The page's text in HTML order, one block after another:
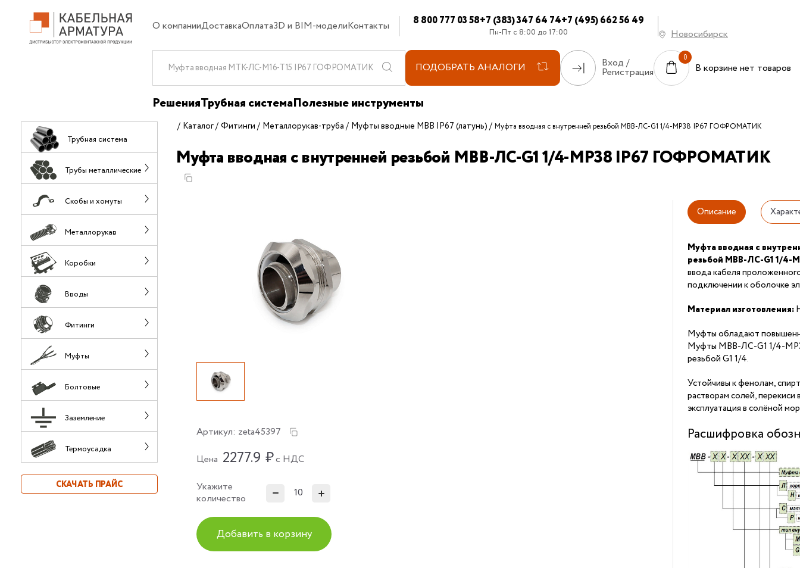
О компанииДоставкаОплата3D и BIM-моделиКонтакты 8 800 777 03 58+7 (383) 347 64 74+7 (495) 662 56 49
Пн-Пт с 8:00 до 17:00 Новосибирск
ПОДОБРАТЬ АНАЛОГИ Вход /
Регистрация В корзине нет товаров
РешенияТрубная системаПолезные инструменты
Трубная система
Трубы металлические
Скобы и хомуты
Металлорукав
Коробки
Вводы
Фитинги
Муфты
Болтовые
Заземление
Термоусадка
СКАЧАТЬ ПРАЙС
Каталог Фитинги Металлорукав-труба Муфты вводные МВВ IP67 (латунь) Муфта вводная с внутренней резьбой МВВ-ЛС-G1 1/4-МР38 IP67 ГОФРОМАТИК
Муфта вводная с внутренней резьбой МВВ-ЛС-G1 1/4-МР38 IP67 ГОФРОМАТИК
Артикул: zeta45397
Цена 2277.9 ₽с НДС
Укажите
количество
Добавить в корзину
Описание
Муфта вводная с
резьбой МВВ-ЛС-G1 1/4-
ввода кабеля
подключении к оболочке
Материал изготовления:
Муфты обладают
Муфты МВВ-ЛС-G1 1/4-
резьбой G1 1/4.
Устойчивы к фенолам,
растворам солей,
эксплуатация в солёной
Расшифровка